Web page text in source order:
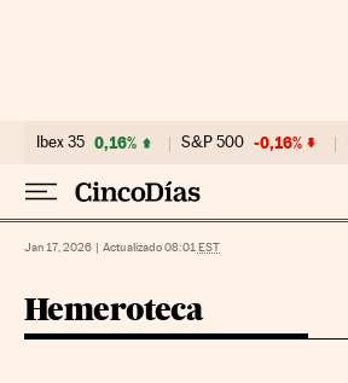
Ibex 35 0,16% S&P 500 -0,16%
Jan 17, 2026 | Actualizado 08:01 EST
Hemeroteca